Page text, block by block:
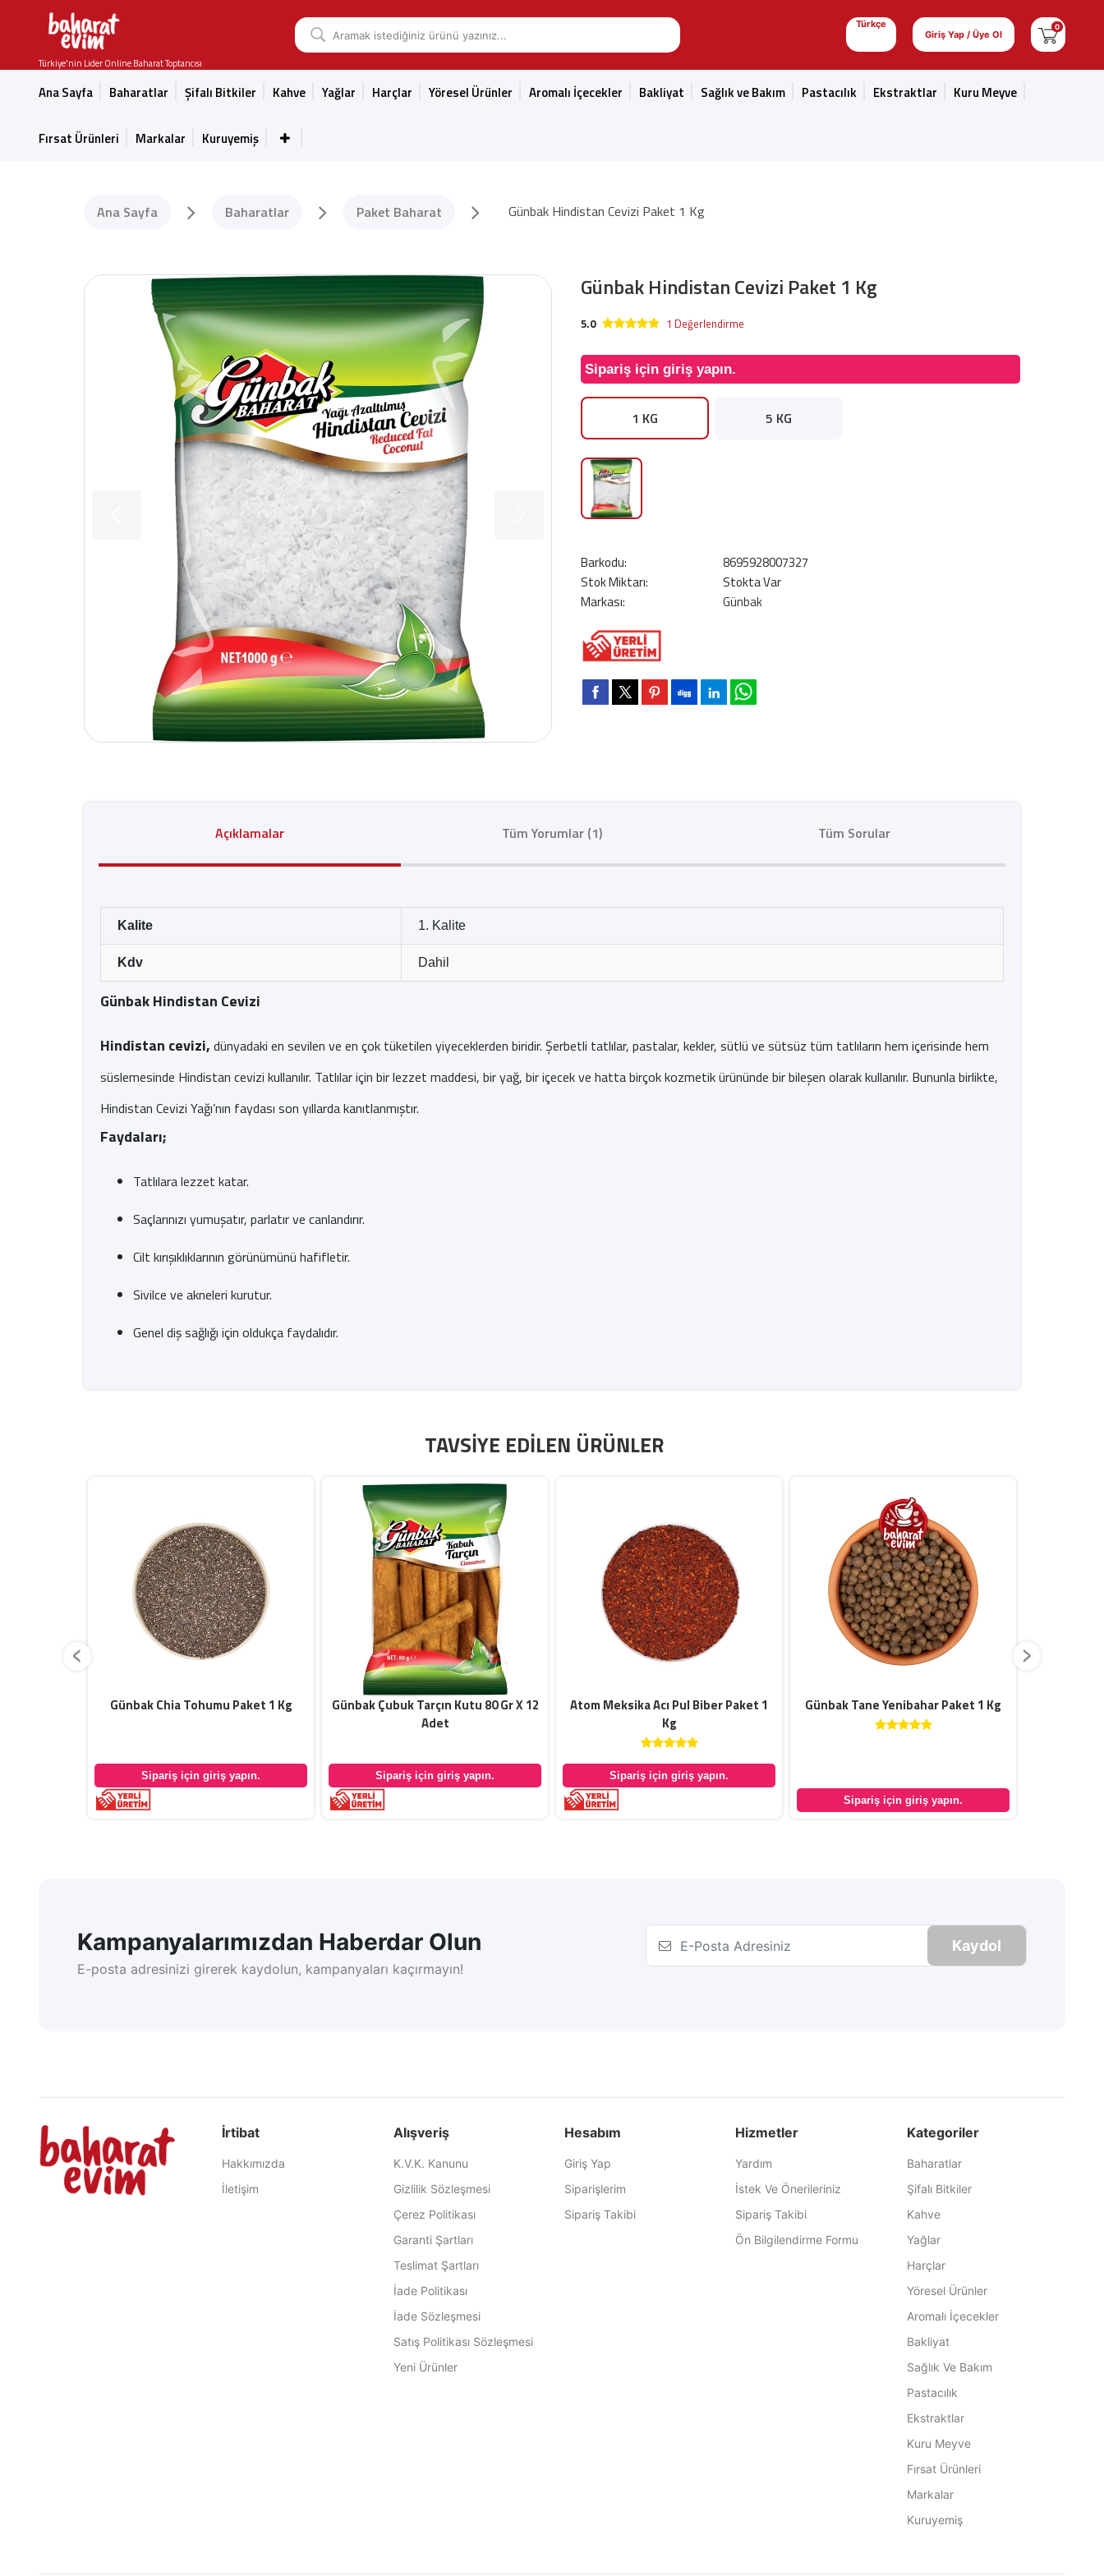
Türkiye'nin Lider Online Baharat Toptancısı
Türkçe
Giriş Yap / Üye Ol
0
Ana Sayfa Baharatlar Şifalı Bitkiler Kahve Yağlar Harçlar Yöresel Ürünler Aromalı İçecekler Bakliyat Sağlık ve Bakım Pastacılık Ekstraktlar Kuru Meyve
Fırsat Ürünleri Markalar Kuruyemiş
Ana Sayfa Baharatlar Paket Baharat Günbak Hindistan Cevizi Paket 1 Kg
Günbak Hindistan Cevizi Paket 1 Kg
5.0 1 Değerlendirme
Sipariş için giriş yapın.
1 KG 5 KG
Barkodu:
8695928007327
Stok Miktarı:
Stokta Var
Markası:
Günbak
Açıklamalar Tüm Yorumlar (1) Tüm Sorular
Kalite 1. Kalite
Kdv Dahil
Günbak Hindistan Cevizi
Hindistan cevizi, dünyadaki en sevilen ve en çok tüketilen yiyeceklerden biridir. Şerbetli tatlılar, pastalar, kekler, sütlü ve sütsüz tüm tatlıların hem içerisinde hem
süslemesinde Hindistan cevizi kullanılır. Tatlılar için bir lezzet maddesi, bir yağ, bir içecek ve hatta birçok kozmetik ürününde bir bileşen olarak kullanılır. Bununla birlikte,
Hindistan Cevizi Yağı’nın faydası son yıllarda kanıtlanmıştır.
Faydaları;
Tatlılara lezzet katar.
Saçlarınızı yumuşatır, parlatır ve canlandırır.
Cilt kırışıklıklarının görünümünü hafifletir.
Sivilce ve akneleri kurutur.
Genel diş sağlığı için oldukça faydalıdır.
TAVSIYE EDILEN ÜRÜNLER
Günbak Chia Tohumu Paket 1 Kg
Sipariş için giriş yapın.
Günbak Çubuk Tarçın Kutu 80 Gr X 12
Adet
Sipariş için giriş yapın.
Atom Meksika Acı Pul Biber Paket 1
Kg
Sipariş için giriş yapın.
Günbak Tane Yenibahar Paket 1 Kg
Sipariş için giriş yapın.
‹ ›
Kampanyalarımızdan Haberdar Olun
E-posta adresinizi girerek kaydolun, kampanyaları kaçırmayın!
Kaydol
İrtibat
Hakkımızda
İletişim
Alışveriş
K.V.K. Kanunu
Gizlilik Sözleşmesi
Çerez Politikası
Garanti Şartları
Teslimat Şartları
İade Politikası
İade Sözleşmesi
Satış Politikası Sözleşmesi
Yeni Ürünler
Hesabım
Giriş Yap
Siparişlerim
Sipariş Takibi
Hizmetler
Yardım
İstek Ve Önerileriniz
Sipariş Takibi
Ön Bilgilendirme Formu
Kategoriler
Baharatlar
Şifalı Bitkiler
Kahve
Yağlar
Harçlar
Yöresel Ürünler
Aromalı İçecekler
Bakliyat
Sağlık Ve Bakım
Pastacılık
Ekstraktlar
Kuru Meyve
Fırsat Ürünleri
Markalar
Kuruyemiş